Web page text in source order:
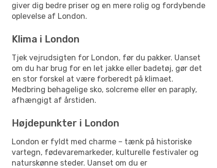
giver dig bedre priser og en mere rolig og fordybende
oplevelse af London.
Klima i London
Tjek vejrudsigten for London, før du pakker. Uanset
om du har brug for en let jakke eller badetøj, gør det
en stor forskel at være forberedt på klimaet.
Medbring behagelige sko, solcreme eller en paraply,
afhængigt af årstiden.
Højdepunkter i London
London er fyldt med charme – tænk på historiske
vartegn, fødevaremarkeder, kulturelle festivaler og
naturskønne steder. Uanset om du er